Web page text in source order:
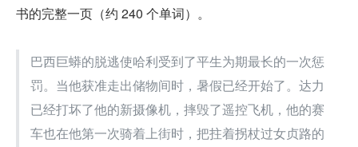
书的完整一页（约 240 个单词）。
巴西巨蟒的脱逃使哈利受到了平生为期最长的一次惩
罚。当他获准走出储物间时，暑假已经开始了。达力
已经打坏了他的新摄像机，摔毁了遥控飞机，他的赛
车也在他第一次骑着上街时，把拄着拐杖过女贞路的